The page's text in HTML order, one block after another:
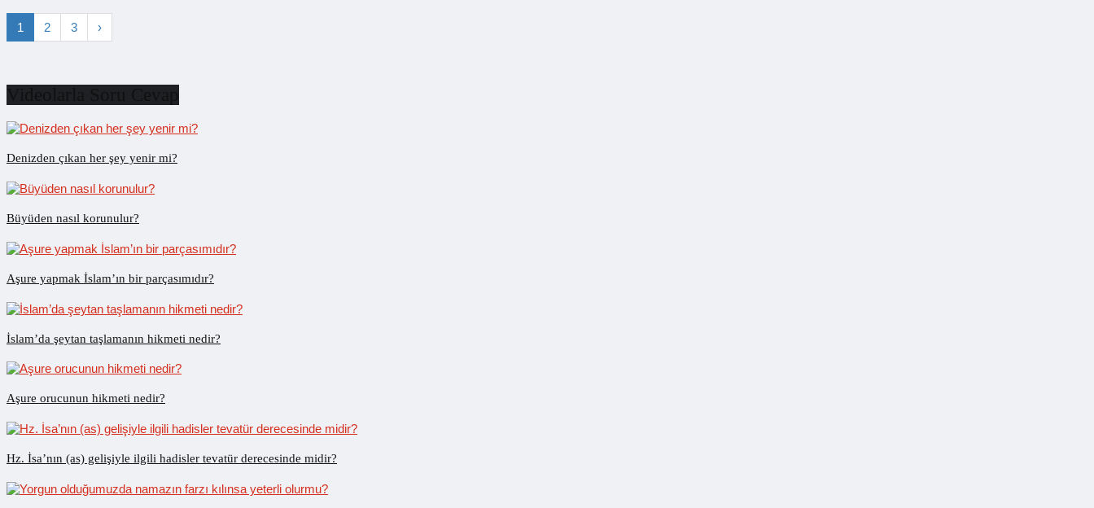
1 2 3 ›
Denizden çıkan her şey yenir mi?
Büyüden nasıl korunulur?
Aşure yapmak İslam’ın bir parçasımıdır?
İslam’da şeytan taşlamanın hikmeti nedir?
Aşure orucunun hikmeti nedir?
Hz. İsa’nın (as) gelişiyle ilgili hadisler tevatür derecesinde midir?